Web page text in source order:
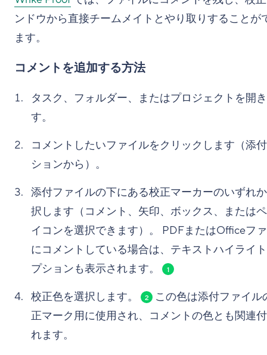
ンドウから直接チームメイトとやり取りすることが
ます。
コメントを追加する方法
タスク、フォルダー、またはプロジェクトを開
す。
コメントしたいファイルをクリックします（添
ションから）。
添付ファイルの下にある校正マーカーのいずれ
択します（コメント、矢印、ボックス、または
イコンを選択できます）。 PDFまたはOfficeフ
にコメントしている場合は、テキストハイライ
プションも表示されます。
1
校正色を選択します。 2
この色は添付ファイル
正マーク用に使用され、コメントの色とも関連
れます。